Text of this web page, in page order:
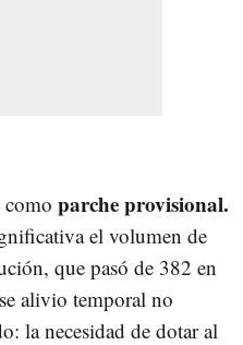
parche provisional.
el volumen de
que pasó de 382 en
alivio temporal no
la necesidad de dotar al